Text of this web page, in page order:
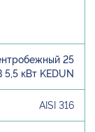
25
кВт KEDUN
AISI 316